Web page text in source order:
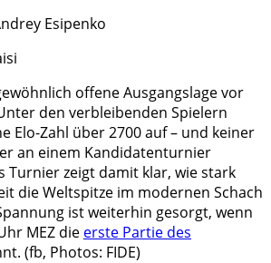
Esipenko
offene Ausgangslage vor
den verbleibenden Spielern
Elo-Zahl über 2700 auf – und keiner
an einem Kandidatenturnier
Turnier zeigt damit klar, wie stark
die Weltspitze im modernen Schach
ist weiterhin gesorgt, wenn
MEZ die erste Partie des
(fb, Photos: FIDE)